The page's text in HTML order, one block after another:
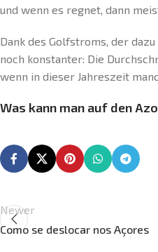
und wenn es regnet, dann
Dank des Golfstroms, der
noch konstanter: Die
wenn in dieser Jahreszeit
Was kann man auf den
Newer
Como se deslocar nos Açores